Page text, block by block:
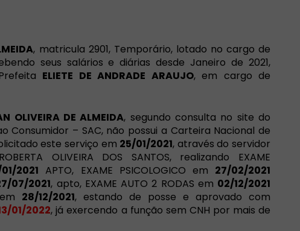
, matricula 2901, Temporário, lotado no cargo de
seus salários e diárias desde Janeiro de 2021,
ELIETE DE ANDRADE ARAUJO, em cargo de
OLIVEIRA DE ALMEIDA, segundo consulta no site do
Consumidor – SAC, não possui a Carteira Nacional de
este serviço em 25/01/2021, através do servidor
OLIVEIRA DOS SANTOS, realizando EXAME
2021 APTO, EXAME PSICOLOGICO em 27/02/2021
07/2021, apto, EXAME AUTO 2 RODAS em 02/12/2021
28/12/2021, estando de posse e aprovado com
01/2022, já exercendo a função sem CNH por mais de